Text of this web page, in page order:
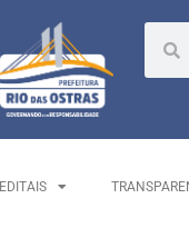
EDITAIS